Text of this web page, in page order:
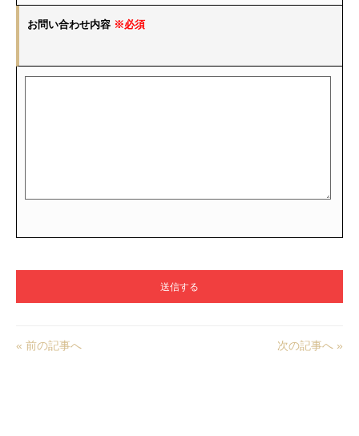
お問い合わせ内容 ※必須
« 前の記事へ 次の記事へ »